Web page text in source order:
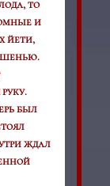
то
и
йети,
был
ждал